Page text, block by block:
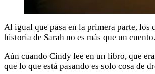
Al igual que pasa en la primera parte, los
historia de Sarah no es más que un cuento.
Aún cuando Cindy lee en un libro, que
que lo que está pasando es solo cosa de